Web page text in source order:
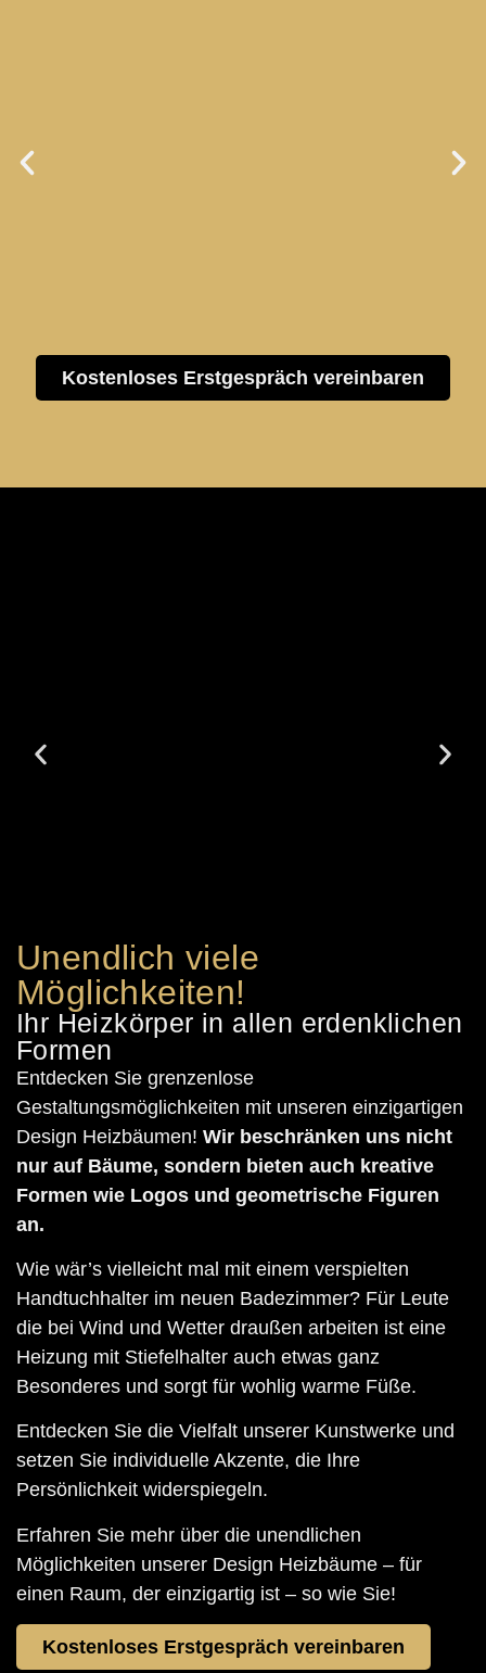
Kostenloses Erstgespräch vereinbaren
Unendlich viele
Möglichkeiten!
Ihr Heizkörper in allen erdenklichen
Formen
Entdecken Sie grenzenlose
Gestaltungsmöglichkeiten mit unseren einzigartigen
Design Heizbäumen! Wir beschränken uns nicht
nur auf Bäume, sondern bieten auch kreative
Formen wie Logos und geometrische Figuren
an.
Wie wär’s vielleicht mal mit einem verspielten
Handtuchhalter im neuen Badezimmer? Für Leute
die bei Wind und Wetter draußen arbeiten ist eine
Heizung mit Stiefelhalter auch etwas ganz
Besonderes und sorgt für wohlig warme Füße.
Entdecken Sie die Vielfalt unserer Kunstwerke und
setzen Sie individuelle Akzente, die Ihre
Persönlichkeit widerspiegeln.
Erfahren Sie mehr über die unendlichen
Möglichkeiten unserer Design Heizbäume – für
einen Raum, der einzigartig ist – so wie Sie!
Kostenloses Erstgespräch vereinbaren